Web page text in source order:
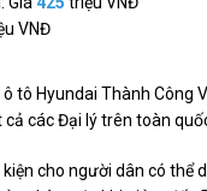
VNĐ
tô Hyundai Thành
cả các Đại lý trên toàn
cho người dân có